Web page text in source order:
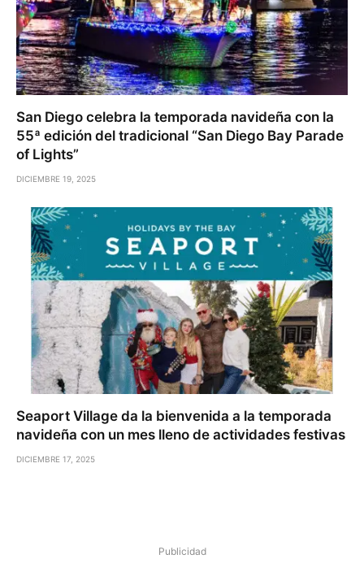
San Diego celebra la temporada navideña con la
55ª edición del tradicional “San Diego Bay Parade
of Lights”
DICIEMBRE 19, 2025
Seaport Village da la bienvenida a la temporada
navideña con un mes lleno de actividades festivas
DICIEMBRE 17, 2025
Publicidad